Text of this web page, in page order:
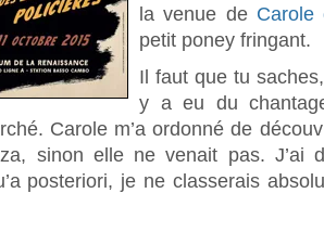
la venue de Carole
petit poney fringant.
Il faut que tu
y a eu du
Carole m’a ordonné de
sinon elle ne venait pas. J’ai
posteriori, je ne classerais